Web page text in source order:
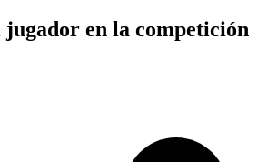
jugador en la competición